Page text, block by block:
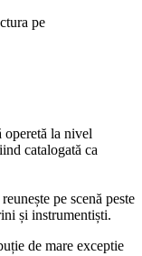
pe
operetă la nivel
catalogată ca
pe scenă peste
și instrumentiști.
de mare exceptie